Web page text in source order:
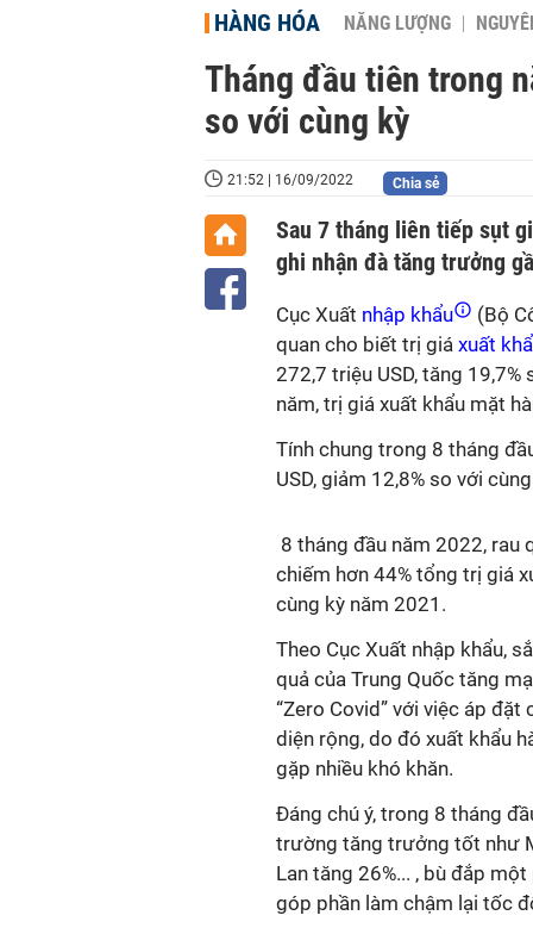
HÀNG HÓA NĂNG LƯỢNG
Tháng đầu tiên trong
so với cùng kỳ
21:52 | 16/09/2022 Chia sẻ
Sau 7 tháng liên tiếp sụt
ghi nhận đà tăng trưởng
Cục Xuất nhập khẩu
(Bộ
quan cho biết trị giá xuất
272,7 triệu USD, tăng
năm, trị giá xuất khẩu mặt
Tính chung trong 8 tháng
USD, giảm 12,8% so với
8 tháng đầu năm 2022, rau
chiếm hơn 44% tổng trị giá
cùng kỳ năm 2021.
Theo Cục Xuất nhập khẩu,
quả của Trung Quốc tăng
“Zero Covid” với việc áp
diện rộng, do đó xuất khẩu
gặp nhiều khó khăn.
Đáng chú ý, trong 8 tháng
trường tăng trưởng tốt như
Lan tăng 26%... , bù đắp
góp phần làm chậm lại tốc